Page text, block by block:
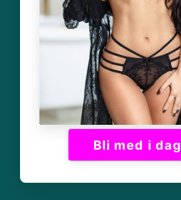
Bli med i dag